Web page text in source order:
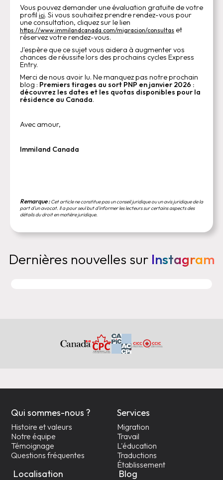
Vous pouvez demander une évaluation gratuite de votre
profil ici. Si vous souhaitez prendre rendez-vous pour
une consultation, cliquez sur le lien
https://www.immilandcanada.com/migracion/consultas et
réservez votre rendez-vous.
J'espère que ce sujet vous aidera à augmenter vos
chances de réussite lors des prochains cycles Express
Entry.
Merci de nous avoir lu. Ne manquez pas notre prochain
blog : Premiers tirages au sort PNP en janvier 2026 :
découvrez les dates et les quotas disponibles pour la
résidence au Canada.
Avec amour,
Immiland Canada
Remarque :Cet article ne constitue pas un conseil juridique ou un avis juridique de la
part d'un avocat. Il a pour seul but d'informer les lecteurs sur certains aspects des
détails du droit en matière juridique.
Dernières nouvelles sur Instagram
Qui sommes-nous ?
Histoire et valeurs
Notre équipe
Témoignage
Questions fréquentes
Services
Migration
Travail
L'éducation
Traductions
Établissement
Localisation Blog